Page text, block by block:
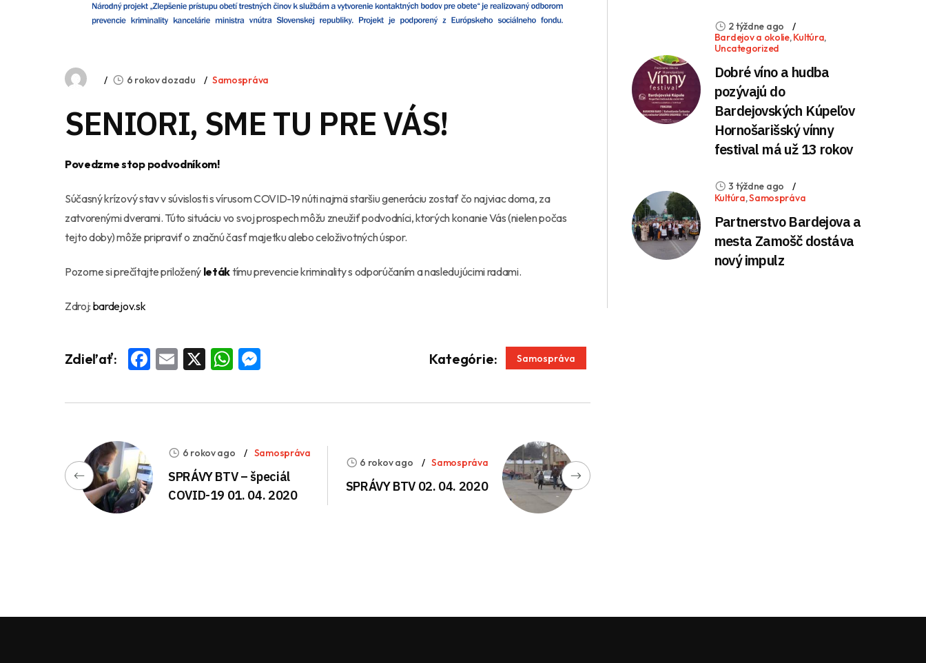
6 rokov dozadu Samospráva
SENIORI, SME TU PRE VÁS!
Povedzme stop podvodníkom!
Súčasný krízový stav v súvislosti s vírusom COVID-19 núti najmä staršiu generáciu zostať čo najviac doma, za
zatvorenými dverami. Túto situáciu vo svoj prospech môžu zneužiť podvodníci, ktorých konanie Vás (nielen počas
tejto doby) môže pripraviť o značnú časť majetku alebo celoživotných úspor.
Pozorne si prečítajte priložený letáktímu prevencie kriminality s odporúčaním a nasledujúcimi radami.
Zdroj: bardejov.sk
Zdieľať: Facebook
Email
X WhatsApp
Messenger Kategórie: Samospráva
6 rokov ago Samospráva
SPRÁVY BTV – špeciál
COVID-19 01. 04. 2020
6 rokov ago Samospráva
SPRÁVY BTV 02. 04. 2020
2 týždne ago
Bardejov a okolie,Kultúra,
Uncategorized
Dobré víno a hudba
pozývajú do
Bardejovských Kúpeľov
Hornošarišský vínny
festival má už 13 rokov
3 týždne ago
Kultúra,Samospráva
Partnerstvo Bardejova a
mesta Zamošč dostáva
nový impulz